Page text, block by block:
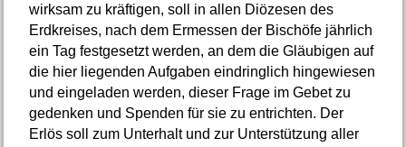
wirksam zu kräftigen, soll in allen Diözesen des
Erdkreises, nach dem Ermessen der Bischöfe jährlich
ein Tag festgesetzt werden, an dem die Gläubigen auf
die hier liegenden Aufgaben eindringlich hingewiesen
und eingeladen werden, dieser Frage im Gebet zu
gedenken und Spenden für sie zu entrichten. Der
Erlös soll zum Unterhalt und zur Unterstützung aller